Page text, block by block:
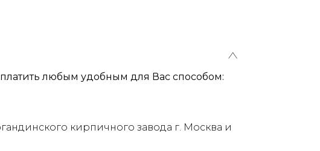
любым удобным для Вас способом:
кирпичного завода г. Москва и